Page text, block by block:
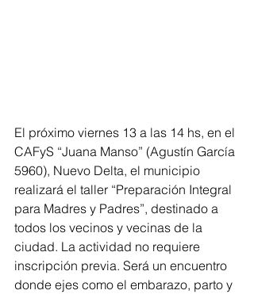
El próximo viernes 13 a las 14 hs, en el
CAFyS “Juana Manso” (Agustín García
5960), Nuevo Delta, el municipio
realizará el taller “Preparación Integral
para Madres y Padres”, destinado a
todos los vecinos y vecinas de la
ciudad. La actividad no requiere
inscripción previa. Será un encuentro
donde ejes como el embarazo, parto y